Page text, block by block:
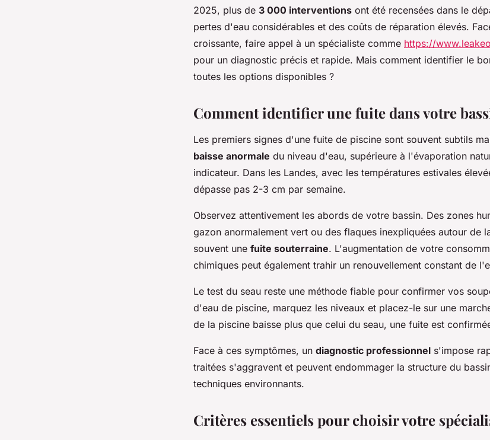
2025, plus de 3 000 interventions ont été recensées dans le
pertes d'eau considérables et des coûts de réparation élevés.
croissante, faire appel à un spécialiste comme https://
pour un diagnostic précis et rapide. Mais comment identifier le
toutes les options disponibles ?
Comment identifier une fuite dans votre
Les premiers signes d'une fuite de piscine sont souvent subtils
baisse anormale du niveau d'eau, supérieure à l'évaporation
indicateur. Dans les Landes, avec les températures estivales
dépasse pas 2-3 cm par semaine.
Observez attentivement les abords de votre bassin. Des zones
gazon anormalement vert ou des flaques inexpliquées autour de
souvent une fuite souterraine. L'augmentation de votre
chimiques peut également trahir un renouvellement constant de
Le test du seau reste une méthode fiable pour confirmer vos
d'eau de piscine, marquez les niveaux et placez-le sur une
de la piscine baisse plus que celui du seau, une fuite est
Face à ces symptômes, un diagnostic professionnel s'impose
traitées s'aggravent et peuvent endommager la structure du
techniques environnants.
Critères essentiels pour choisir votre